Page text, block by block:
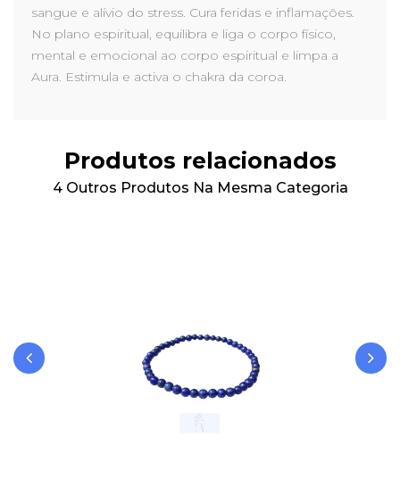
sangue e alívio do stress. Cura feridas e inflamações.
No plano espiritual, equilibra e liga o corpo físico,
mental e emocional ao corpo espiritual e limpa a
Aura. Estimula e activa o chakra da coroa.
Produtos relacionados
4 Outros Produtos Na Mesma Categoria